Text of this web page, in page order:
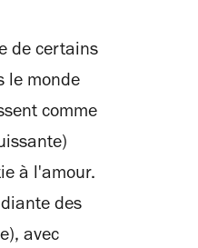
de certains
le monde
comme
à l'amour.
des
avec